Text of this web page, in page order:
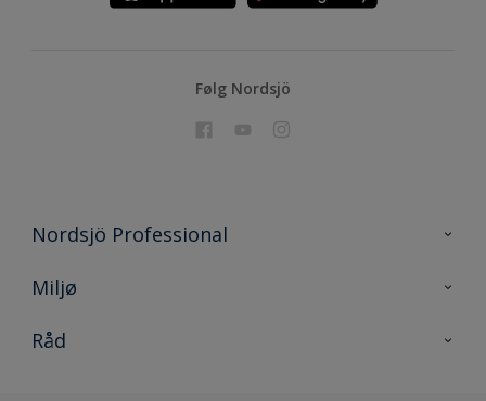
Følg Nordsjö
Nordsjö Professional
Kontakt oss
Prosjekt
Miljø
Bærekraftig utvikling
Råd